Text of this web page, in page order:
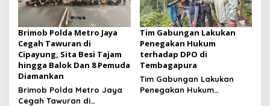
Brimob Polda Metro Jaya
Cegah Tawuran di
Cipayung, Sita Besi Tajam
hingga Balok Dan 8 Pemuda
Diamankan
Brimob Polda Metro Jaya
Cegah Tawuran di
Tim Gabungan Lakukan
Penegakan Hukum
terhadap DPO di
Tembagapura
Tim Gabungan Lakukan
Penegakan Hukum